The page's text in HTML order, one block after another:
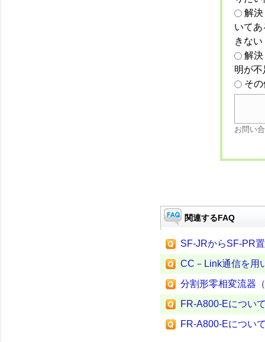
解
いて
きない
解
明が
そ
お問い
関連するFAQ
SF-JRからSF-PR
CC－Link通信を用
分割形零相変流器
FR-A800-Eについ
FR-A800-Eについ